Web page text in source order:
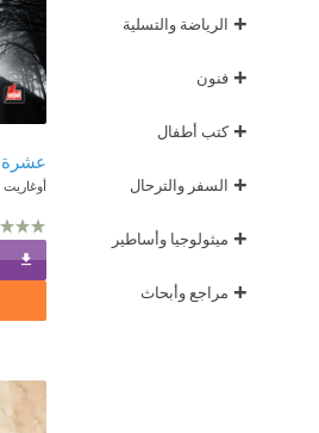
+ الرياضة والتسلية
+ فنون
+كتب أطفال
+ السفر والترحال
+ ميثولوجيا وأساطير
+ مراجع وأبحاث
عشرة